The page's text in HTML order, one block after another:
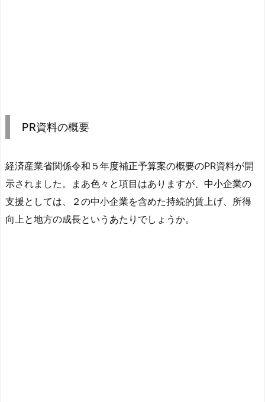
PR資料の概要
経済産業省関係令和５年度補正予算案の概要のPR資料が開
示されました。まあ色々と項目はありますが、中小企業の
支援としては、２の中小企業を含めた持続的賃上げ、所得
向上と地方の成長というあたりでしょうか。